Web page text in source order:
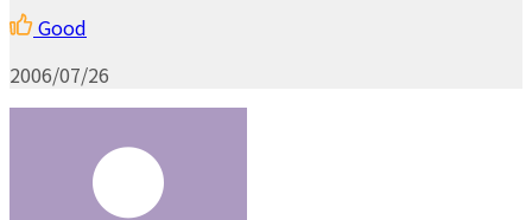
Good
2006/07/26